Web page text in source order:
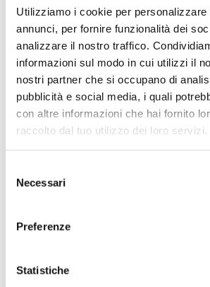
Utilizziamo i cookie per personalizzare
annunci, per fornire funzionalità dei
analizzare il nostro traffico.
informazioni sul modo in cui utilizzi il
nostri partner che si occupano di
pubblicità e social media, i quali
con altre informazioni che hai fornito
raccolto dal tuo utilizzo dei loro servizi.
delNecessari
Preferenze
Statistiche
04/11/2023
Eventi
Laboratorio “Honey” a cura di
e Valentina Bove
KID PASS LEGGIAMO AL MUSEO!
del Museo del Genoa si terrà il laboratorio
s’ispira all’omonimo libro polisensoriale
Saturno (Biblioteca Ceriale) e Lucrezia
contributo di Coop Liguria.
Letture e giochi per conoscere la biodiversità
possiamo salvare il pianeta! Prenotazione
didattica@fondazionegenoa.com e